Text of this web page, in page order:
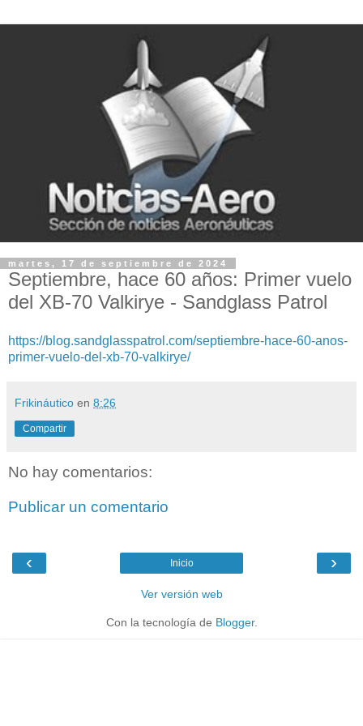
martes, 17 de septiembre de 2024
Septiembre, hace 60 años: Primer vuelo
del XB-70 Valkirye - Sandglass Patrol
https://blog.sandglasspatrol.com/septiembre-hace-60-anos-
primer-vuelo-del-xb-70-valkirye/
Frikináutico en 8:26
Compartir
No hay comentarios:
Publicar un comentario
‹ ›
Inicio
Ver versión web
Con la tecnología de Blogger.